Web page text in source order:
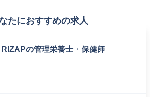
たにおすすめの求人
RIZAPの管理栄養士・保健師